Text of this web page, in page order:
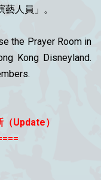
人員」。
the Prayer Room in
Kong Disneyland.
Update）